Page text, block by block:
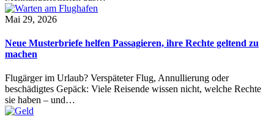
Mai 29, 2026
Neue Musterbriefe helfen Passagieren, ihre Rechte geltend zu
machen
Flugärger im Urlaub? Verspäteter Flug, Annullierung oder
beschädigtes Gepäck: Viele Reisende wissen nicht, welche Rechte
sie haben – und…